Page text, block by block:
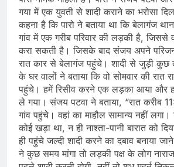
गया में एक युवती से शादी कराने का भरोसा
कहना है कि पारो ने बताया था कि बेलागंज
गांव में एक गरीब परिवार की लड़की है, जिससे
करा सकती है। जिसके बाद संजय अपने
रात कार से बेलागंज पहुंचे। शादी से जुड़ी कुछ
के घर वालों ने बताया कि वो सोमवार की रात
पहुंचे। हमें रिसीव करने एक लड़का आया और
ले गया। संजय पटवा ने बताया, “रात करीब
गांव पहुंचे। वहां का माहौल सामान्य नहीं
कोई खड़ा था, न ही नाश्ता-पानी बारात को
ही पहुंचे जल्दी शादी करने का दबाव बनाया
ने कुछ समय मांगा तो लड़की पक्ष के लोग